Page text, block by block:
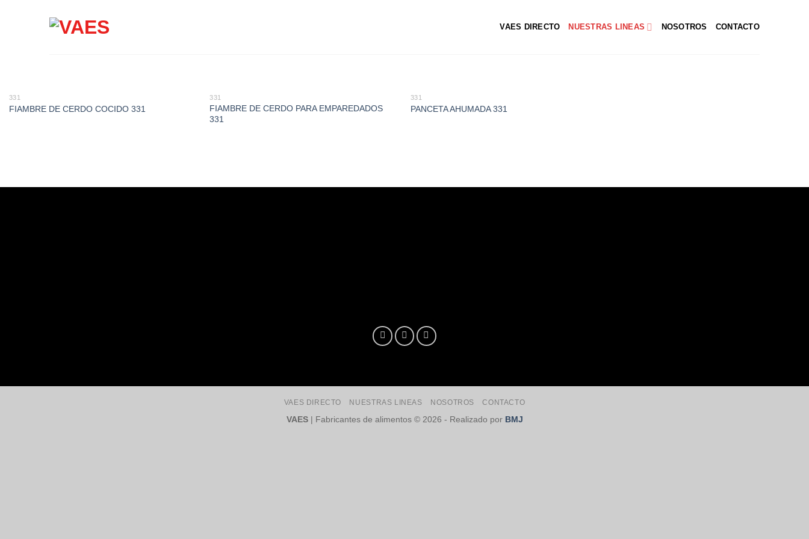
VAES DIRECTO NUESTRAS LINEAS NOSOTROS CONTACTO
331
FIAMBRE DE CERDO COCIDO 331
331
FIAMBRE DE CERDO PARA EMPAREDADOS
331
331
PANCETA AHUMADA 331
VAES DIRECTO NUESTRAS LINEAS NOSOTROS CONTACTO
VAES| Fabricantes de alimentos © 2026 - Realizado por BMJ